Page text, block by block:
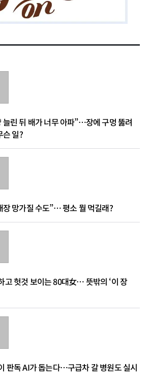
늘린 뒤 배가 너무 아파”…장에 구멍 뚫려
슨 일?
장 망가질 수도”… 평소 뭘 먹길래?
고 헛것 보이는 80대女… 뜻밖의 ‘이 장
판독 AI가 돕는다…구급차 갈 병원도 실시